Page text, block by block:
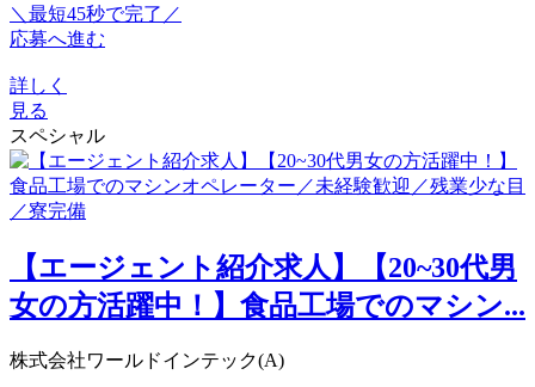
＼最短45秒で完了／
応募へ進む
詳しく
見る
スペシャル
【エージェント紹介求人】【20~30代男
女の方活躍中！】食品工場でのマシン...
株式会社ワールドインテック(A)